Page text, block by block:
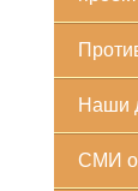
Наши
СМИ о